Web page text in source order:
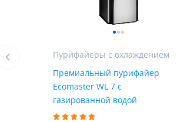
Пурифайеры с охлаждением
Премиальный пурифайер
Ecomaster WL 7 с
газированной водой